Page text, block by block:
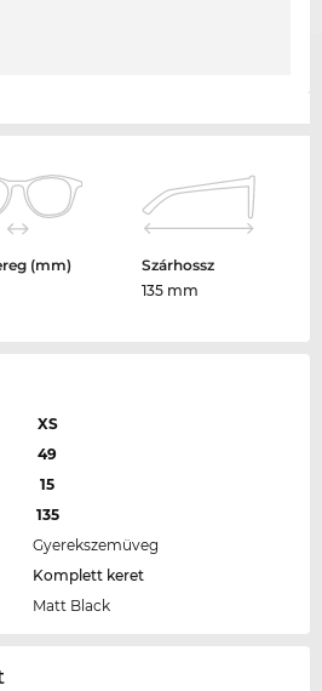
(mm)
Szárhossz
135 mm
XS
49
15
135
Gyerekszemüveg
Komplett keret
Matt Black